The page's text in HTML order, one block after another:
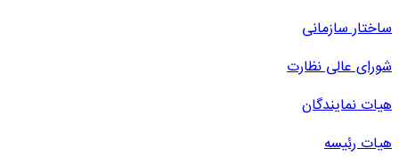
ساختار سازمانی
شورای عالی نظارت
هیات نمایندگان
هیات رئیسه